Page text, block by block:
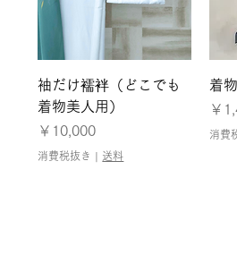
袖だけ襦袢（どこでも
着物美人用）
価格
￥10,000
消費税抜き 送料
着
￥
セ
消費